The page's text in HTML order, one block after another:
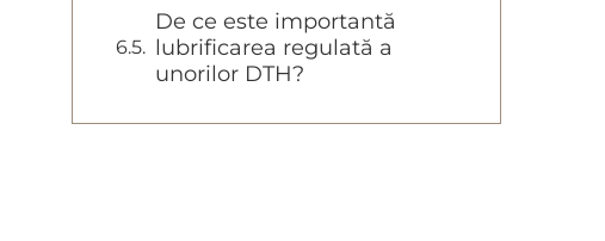
De ce este importantă
lubrificarea regulată a
unorilor DTH?